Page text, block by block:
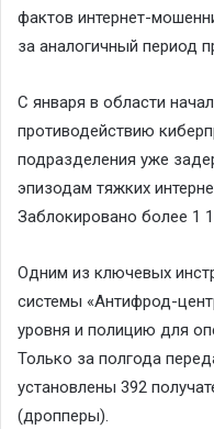
фактов интернет-
за аналогичный период
С января в области
противодействию
подразделения уже
эпизодам тяжких
Заблокировано более 1
Одним из ключевых
системы «Антифрод-
уровня и полицию для
Только за полгода
установлены 392
(дропперы).